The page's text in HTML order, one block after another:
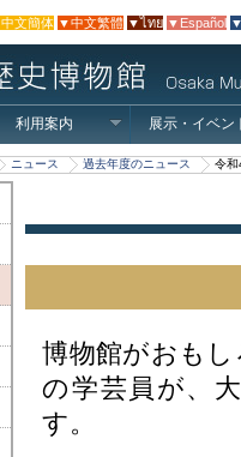
文簡体 ▼中文繁體 ▼ไทย ▼Español
利用案内 展示・イベン
ニュース 過去年度のニュース 令和
博物館がおも
の学芸員が、
す。